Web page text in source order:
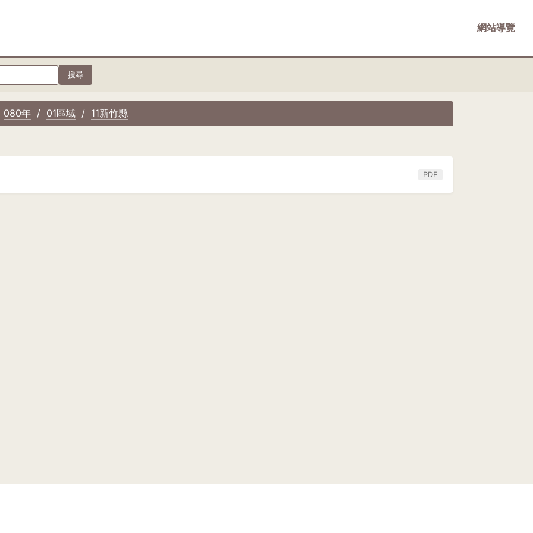
網站導覽
搜尋
080年 01區域 11新竹縣
PDF